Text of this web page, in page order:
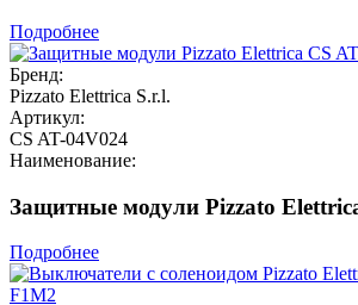
Подробнее
Бренд:
Pizzato Elettrica S.r.l.
Артикул:
CS AT-04V024
Наименование:
Защитные модули Pizzato
Подробнее